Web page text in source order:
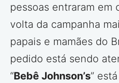
pessoas entraram em
volta da campanha
papais e mamães do
pedido está sendo
“Bebê Johnson’s”